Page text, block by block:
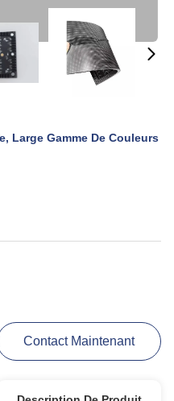
Large Gamme De Couleurs
Contact Maintenant